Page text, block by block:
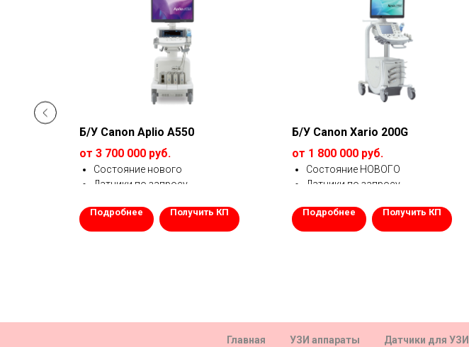
Б/У Canon Aplio A550
от 3 700 000 руб.
Состояние нового
Датчики по запросу
Подробнее Получить КП
Б/У Canon Xario 200G
от 1 800 000 руб.
Состояние НОВОГО
Датчики по запросу.
Подробнее Получить КП
Главная УЗИ аппараты Датчики для УЗИ